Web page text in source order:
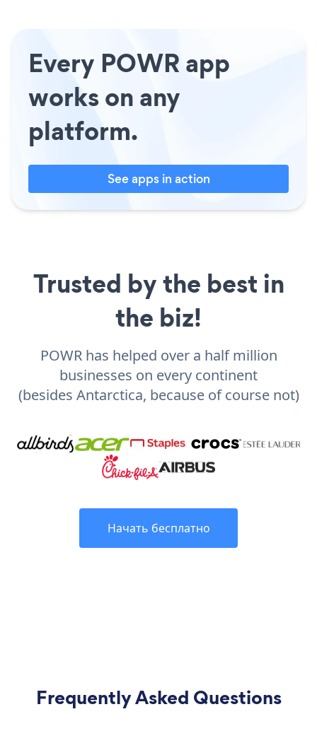
Every POWR app
works on any
platform.
See apps in action
Trusted by the best in
the biz!
POWR has helped over a half million
businesses on every continent
(besides Antarctica, because of course not)
Начать бесплатно
Frequently Asked Questions